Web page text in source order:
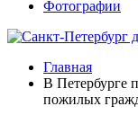
Фотографии
Главная
В Петербурге
пожилых